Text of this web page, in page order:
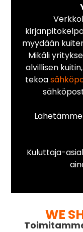
myydään
Mikäli
alvillisen
tekoa
Kuluttaja-
WE